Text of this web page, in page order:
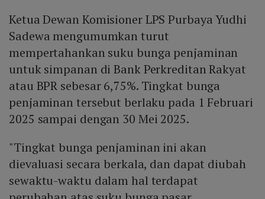
Ketua Dewan Komisioner LPS Purbaya Yudhi
Sadewa mengumumkan turut
mempertahankan suku bunga penjaminan
untuk simpanan di Bank Perkreditan Rakyat
atau BPR sebesar 6,75%. Tingkat bunga
penjaminan tersebut berlaku pada 1 Februari
2025 sampai dengan 30 Mei 2025.
"Tingkat bunga penjaminan ini akan
dievaluasi secara berkala, dan dapat diubah
sewaktu-waktu dalam hal terdapat